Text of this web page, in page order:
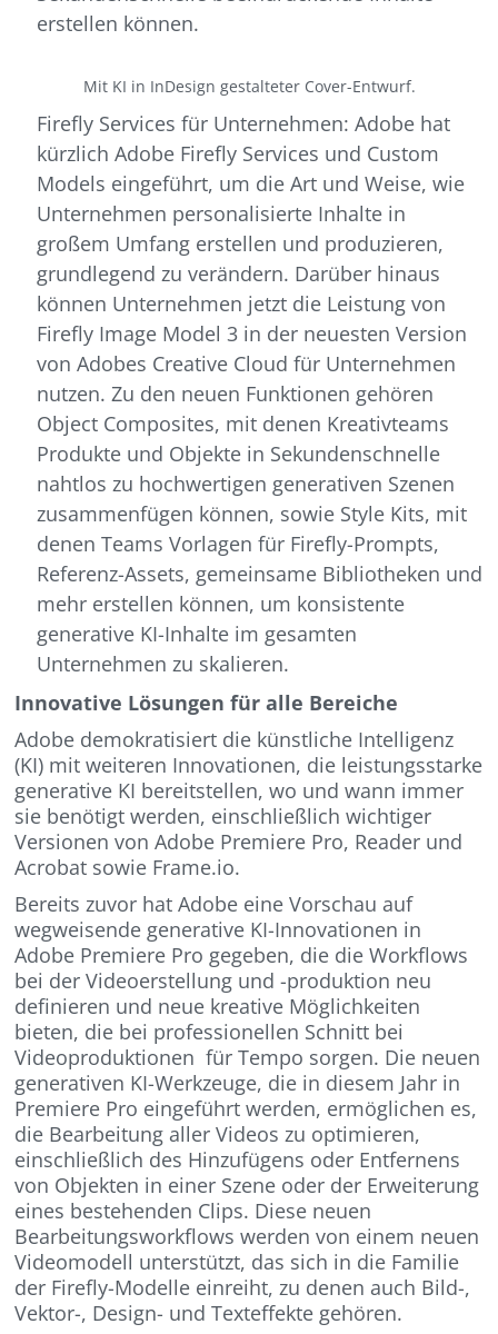
erstellen können.
Mit KI in InDesign gestalteter Cover-Entwurf.
Firefly Services für Unternehmen: Adobe hat
kürzlich Adobe Firefly Services und Custom
Models eingeführt, um die Art und Weise, wie
Unternehmen personalisierte Inhalte in
großem Umfang erstellen und produzieren,
grundlegend zu verändern. Darüber hinaus
können Unternehmen jetzt die Leistung von
Firefly Image Model 3 in der neuesten Version
von Adobes Creative Cloud für Unternehmen
nutzen. Zu den neuen Funktionen gehören
Object Composites, mit denen Kreativteams
Produkte und Objekte in Sekundenschnelle
nahtlos zu hochwertigen generativen Szenen
zusammenfügen können, sowie Style Kits, mit
denen Teams Vorlagen für Firefly-Prompts,
Referenz-Assets, gemeinsame Bibliotheken und
mehr erstellen können, um konsistente
generative KI-Inhalte im gesamten
Unternehmen zu skalieren.
Innovative Lösungen für alle Bereiche
Adobe demokratisiert die künstliche Intelligenz
(KI) mit weiteren Innovationen, die leistungsstarke
generative KI bereitstellen, wo und wann immer
sie benötigt werden, einschließlich wichtiger
Versionen von Adobe Premiere Pro, Reader und
Acrobat sowie Frame.io.
Bereits zuvor hat Adobe eine Vorschau auf
wegweisende generative KI-Innovationen in
Adobe Premiere Pro gegeben, die die Workflows
bei der Videoerstellung und -produktion neu
definieren und neue kreative Möglichkeiten
bieten, die bei professionellen Schnitt bei
Videoproduktionen für Tempo sorgen. Die neuen
generativen KI-Werkzeuge, die in diesem Jahr in
Premiere Pro eingeführt werden, ermöglichen es,
die Bearbeitung aller Videos zu optimieren,
einschließlich des Hinzufügens oder Entfernens
von Objekten in einer Szene oder der Erweiterung
eines bestehenden Clips. Diese neuen
Bearbeitungsworkflows werden von einem neuen
Videomodell unterstützt, das sich in die Familie
der Firefly-Modelle einreiht, zu denen auch Bild-,
Vektor-, Design- und Texteffekte gehören.